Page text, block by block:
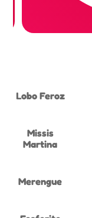
Lobo Feroz
Missis
Martina
Merengue